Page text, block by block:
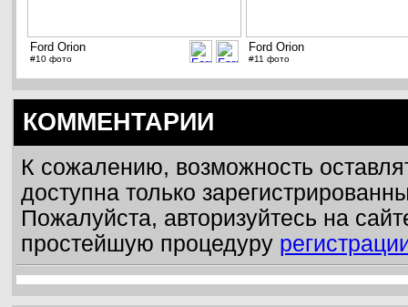
Ford Orion
#10 фото
Ford Orion
#11 фото
КОММЕНТАРИИ
К сожалению, возможность
доступна только
Пожалуйста, авторизуйтесь на
простейшую процедуру